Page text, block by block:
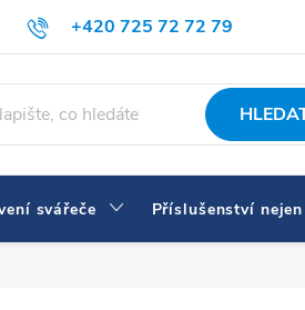
+420 725 72 72 79
eshop@svarecikukla.cz
platba Proč nakupovat u nás
svářeče Příslušenství